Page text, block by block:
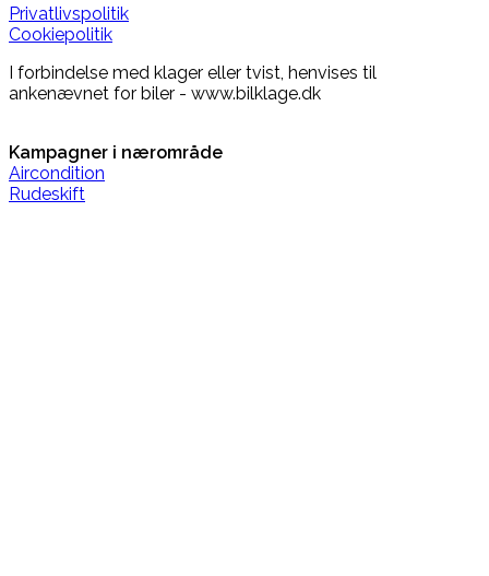
Privatlivspolitik
Cookiepolitik
I forbindelse med klager eller tvist, henvises til
ankenævnet for biler - www.bilklage.dk
Kampagner i nærområde
Aircondition
Rudeskift